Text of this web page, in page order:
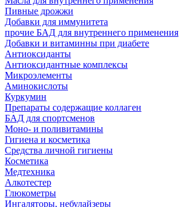
Пивные дрожжи
Добавки для иммунитета
прочие БАД для внутреннего применения
Добавки и витаминны при диабете
Антиоксиданты
Антиоксидантные комплексы
Микроэлементы
Аминокислоты
Куркумин
Препараты содержащие коллаген
БАД для спортсменов
Моно- и поливитамины
Гигиена и косметика
Средства личной гигиены
Косметика
Медтехника
Алкотестер
Глюкометры
Ингаляторы, небулайзеры